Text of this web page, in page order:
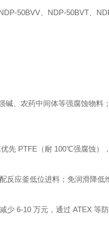
50BVV、NDP-50BVT、
、农药中间体等强腐蚀物料
先 PTFE（耐 100℃强腐蚀）
反应釜低位进料；免润滑降低
6-10 万元，通过 ATEX 等防